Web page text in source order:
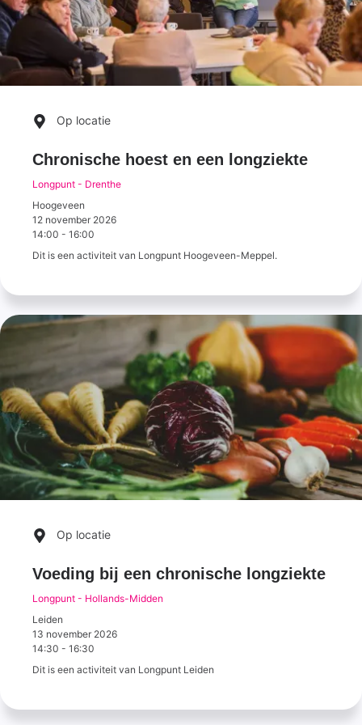
Op locatie
Chronische hoest en een longziekte
Longpunt - Drenthe
Hoogeveen
12 november 2026
14:00 - 16:00
Dit is een activiteit van Longpunt Hoogeveen-Meppel.
Op locatie
Voeding bij een chronische longziekte
Longpunt - Hollands-Midden
Leiden
13 november 2026
14:30 - 16:30
Dit is een activiteit van Longpunt Leiden